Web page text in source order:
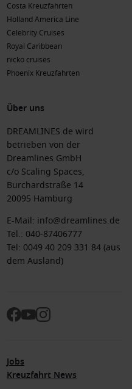
Costa Kreuzfahrten
Holland America Line
Celebrity Cruises
Royal Caribbean
nicko cruises
Phoenix Kreuzfahrten
Über uns
DREAMLINES.de wird
betrieben von der
Dreamlines GmbH
c/o Scaling Spaces,
Burchardstraße 14
20095 Hamburg
E-Mail: info@dreamlines.de
Tel.: 040-87406777
Tel: 0049 40 209 331 84 (aus
dem Ausland)
Jobs
Kreuzfahrt News